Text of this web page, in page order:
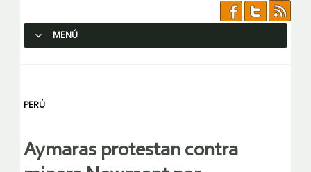
MENÚ
PERÚ
Aymaras protestan contra